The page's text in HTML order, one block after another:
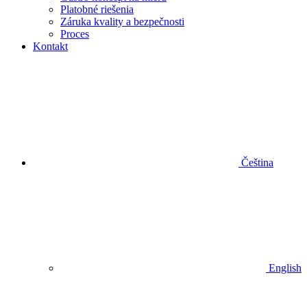
Platobné riešenia
Záruka kvality a bezpečnosti
Proces
Kontakt
Čeština
English